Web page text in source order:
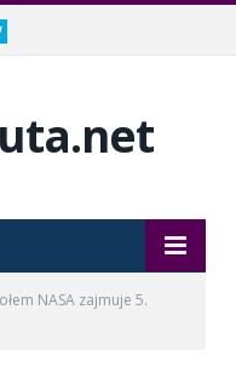
Twitter
NASA zajmuje 5.